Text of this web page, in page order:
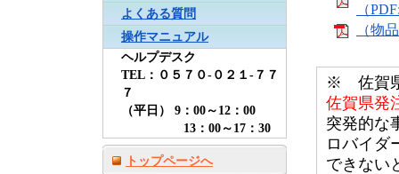
よくある質問
操作マニュアル
ヘルプデスク
TEL：０５７０-０２１-７７
７
（平日） 9：00～12：00
13：00～17：30
トップページへ
（
（物
※ 佐賀県
佐賀県発
突発的な
ロバイダ
できない